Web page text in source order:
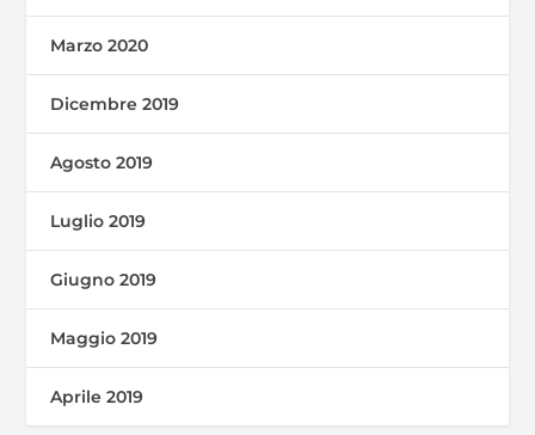
Marzo 2020
Dicembre 2019
Agosto 2019
Luglio 2019
Giugno 2019
Maggio 2019
Aprile 2019